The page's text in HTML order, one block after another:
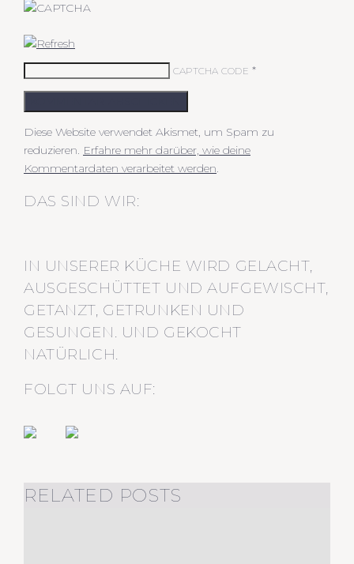
CAPTCHA CODE *
Diese Website verwendet Akismet, um Spam zu
reduzieren. Erfahre mehr darüber, wie deine
Kommentardaten verarbeitet werden.
DAS SIND WIR:
IN UNSERER KÜCHE WIRD GELACHT,
AUSGESCHÜTTET UND AUFGEWISCHT,
GETANZT, GETRUNKEN UND
GESUNGEN. UND GEKOCHT
NATÜRLICH.
FOLGT UNS AUF:
RELATED POSTS